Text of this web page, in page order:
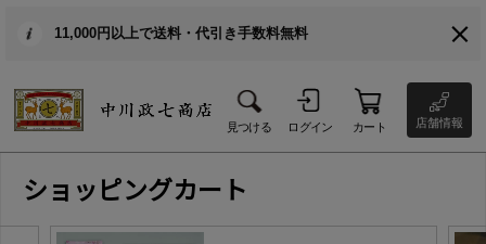
11,000円以上で送料・代引き手数料無料
見つける ログイン カート 店舗情報
ショッピングカート